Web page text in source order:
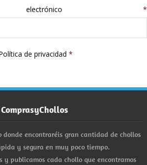
electrónico *
de privacidad *
ComprasyChollos
donde encontraréis gran cantidad de chollos
y segura en muy poco tiempo.
y publicamos cada chollo que encontramos